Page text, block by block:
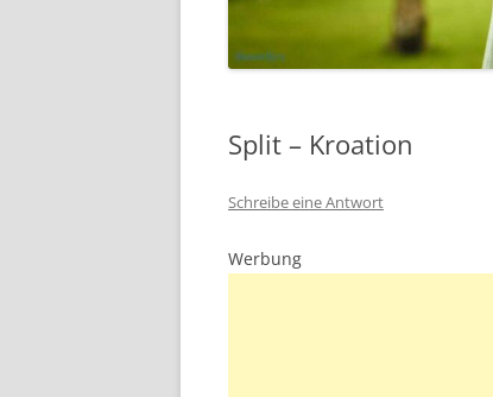
Split – Kroation
Schreibe eine Antwort
Werbung